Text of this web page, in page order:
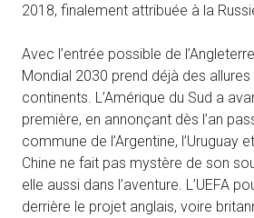
2018, finalement attribuée à la
Avec l’entrée possible de
Mondial 2030 prend déjà des
continents. L’Amérique du Sud a
première, en annonçant dès l’an
commune de l’Argentine, l’Uruguay
Chine ne fait pas mystère de son
elle aussi dans l’aventure. L’UEFA
derrière le projet anglais, voire